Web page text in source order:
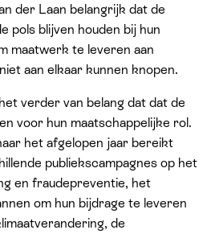
der Laan belangrijk dat de
pols blijven houden bij hun
maatwerk te leveren aan
aan elkaar kunnen knopen.
verder van belang dat dat de
voor hun maatschappelijke rol.
het afgelopen jaar bereikt
publiekscampagnes op het
en fraudepreventie, het
om hun bijdrage te leveren
de